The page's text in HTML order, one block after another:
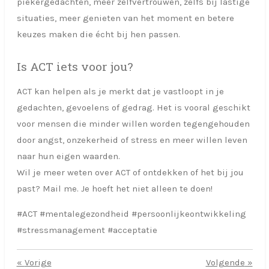
situaties, meer genieten van het moment en betere
keuzes maken die écht bij hen passen.
Is ACT iets voor jou?
ACT kan helpen als je merkt dat je vastloopt in je
gedachten, gevoelens of gedrag. Het is vooral geschikt
voor mensen die minder willen worden tegengehouden
door angst, onzekerheid of stress en meer willen leven
naar hun eigen waarden.
Wil je meer weten over ACT of ontdekken of het bij jou
past? Mail me. Je hoeft het niet alleen te doen!
#ACT #mentalegezondheid #persoonlijkeontwikkeling
#stressmanagement #acceptatie
« Vorige Volgende »